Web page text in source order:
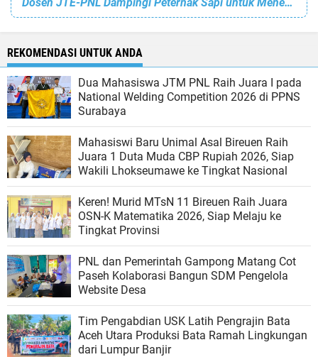
REKOMENDASI UNTUK ANDA
Dua Mahasiswa JTM PNL Raih Juara I pada
National Welding Competition 2026 di PPNS
Surabaya
Mahasiswi Baru Unimal Asal Bireuen Raih
Juara 1 Duta Muda CBP Rupiah 2026, Siap
Wakili Lhokseumawe ke Tingkat Nasional
Keren! Murid MTsN 11 Bireuen Raih Juara
OSN-K Matematika 2026, Siap Melaju ke
Tingkat Provinsi
PNL dan Pemerintah Gampong Matang Cot
Paseh Kolaborasi Bangun SDM Pengelola
Website Desa
Tim Pengabdian USK Latih Pengrajin Bata
Aceh Utara Produksi Bata Ramah Lingkungan
dari Lumpur Banjir